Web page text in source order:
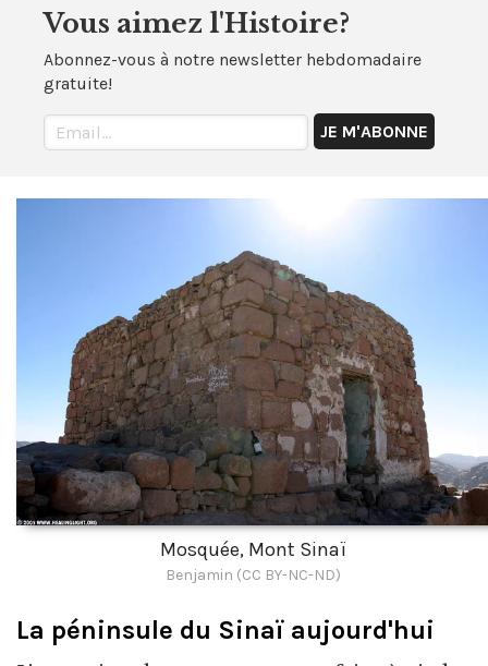
Vous aimez l'Histoire?
Abonnez-vous à notre newsletter hebdomadaire
gratuite!
Mosquée, Mont Sinaï
Benjamin (CC BY-NC-ND)
La péninsule du Sinaï aujourd'hui